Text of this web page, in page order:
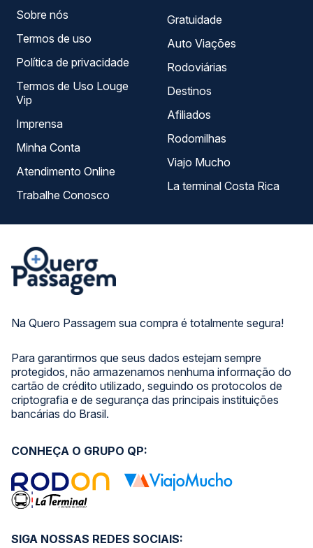
Na Quero Passagem sua compra é totalmente segura!
Para garantirmos que seus dados estejam sempre
protegidos, não armazenamos nenhuma informação do
cartão de crédito utilizado, seguindo os protocolos de
criptografia e de segurança das principais instituições
bancárias do Brasil.
Sobre nós
Termos de uso
Política de privacidade
Termos de Uso Louge
Vip
Imprensa
Minha Conta
Atendimento Online
Trabalhe Conosco
Gratuidade
Auto Viações
Rodoviárias
Destinos
Afiliados
Rodomilhas
Viajo Mucho
La terminal Costa Rica
SIGA NOSSAS REDES SOCIAIS:
CONHEÇA O GRUPO QP: